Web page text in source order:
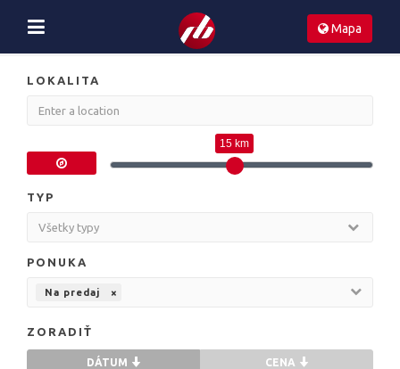
Mapa
LOKALITA
15 km
TYP
PONUKA
Na predaj ×
ZORADIŤ
DÁTUM CENA